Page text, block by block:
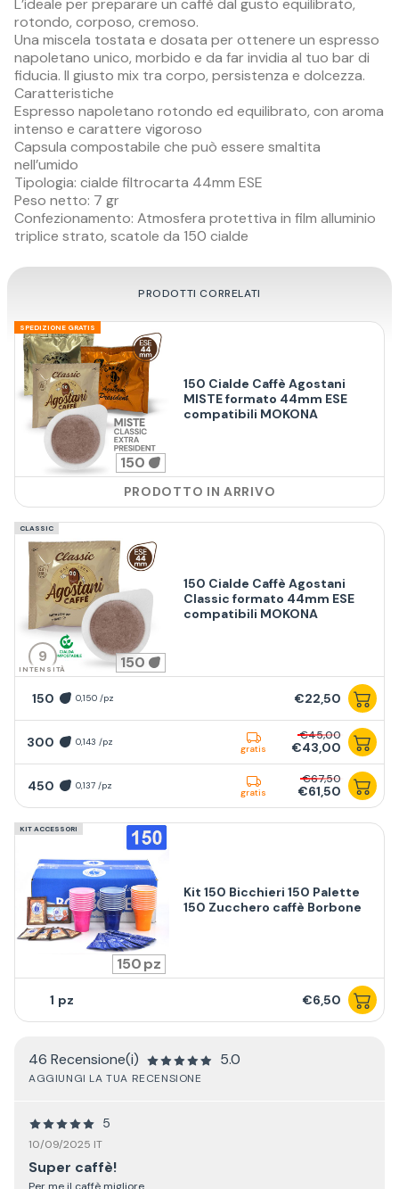
L’ideale per preparare un caffè dal gusto equilibrato,
rotondo, corposo, cremoso.
Una miscela tostata e dosata per ottenere un espresso
napoletano unico, morbido e da far invidia al tuo bar di
fiducia. Il giusto mix tra corpo, persistenza e dolcezza.
Caratteristiche
Espresso napoletano rotondo ed equilibrato, con aroma
intenso e carattere vigoroso
Capsula compostabile che può essere smaltita
nell’umido
Tipologia: cialde filtrocarta 44mm ESE
Peso netto: 7 gr
Confezionamento: Atmosfera protettiva in film alluminio
triplice strato, scatole da 150 cialde
PRODOTTI CORRELATI
SPEDIZIONE GRATIS
150
150 Cialde Caffè Agostani
MISTE formato 44mm ESE
compatibili MOKONA
PRODOTTO IN ARRIVO
CLASSIC
9
INTENSITÀ 150
150 Cialde Caffè Agostani
Classic formato 44mm ESE
compatibili MOKONA
150 0,150 /pz €22,50
300 0,143 /pz
gratis
€45,00
€43,00
450 0,137 /pz
gratis
€67,50
€61,50
KIT ACCESSORI
150
Kit 150 Bicchieri 150 Palette
150 Zucchero caffè Borbone
1 €6,50
46 Recensione(i) 5.0
AGGIUNGI LA TUA RECENSIONE
5
10/09/2025 IT
Super caffè!
Per me il caffè migliore